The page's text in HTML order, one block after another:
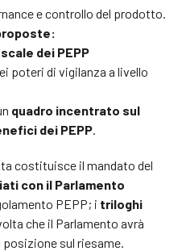
e controllo del prodotto.
dei PEPP
poteri di vigilanza a livello
quadro incentrato sul
dei PEPP.
costituisce il mandato del
con il Parlamento
PEPP; i triloghi
che il Parlamento avrà
sul riesame.